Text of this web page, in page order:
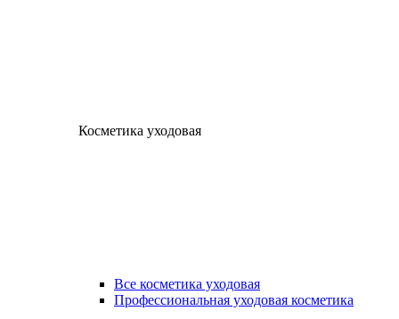
Косметика уходовая
Все косметика уходовая
Профессиональная уходовая косметика